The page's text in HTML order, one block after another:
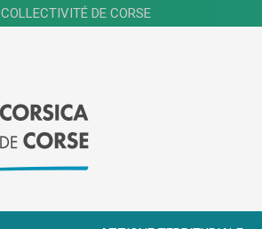
COLLECTIVITÉ DE CORSE